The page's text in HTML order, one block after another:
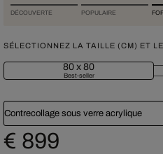
DÉCOUVERTE POPULAIRE
SÉLECTIONNEZ LA TAILLE (CM) ET
80 x 80
Best-seller
Contrecollage sous verre acrylique
€ 899